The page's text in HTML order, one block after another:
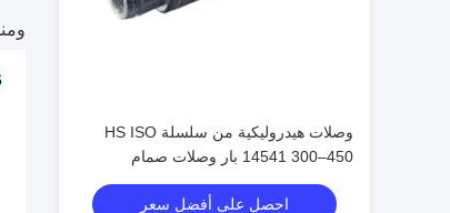
وصلات هيدروليكية من سلسلة HS ISO
14541 300–450 بار وصلات صمام
مخروطي للتوصيل الملولب
احصل على أفضل سعر